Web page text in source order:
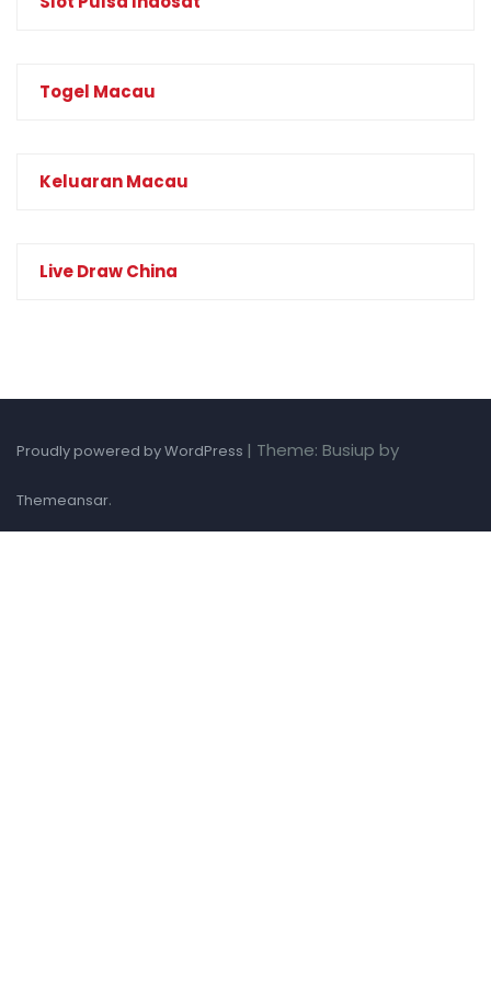
Togel Macau
Keluaran Macau
Live Draw China
Proudly powered by WordPress | Theme: Busiup by
Themeansar.